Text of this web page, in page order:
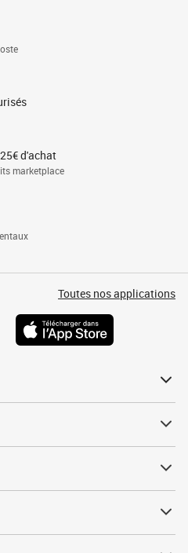
d'achat
marketplace
Toutes nos applications